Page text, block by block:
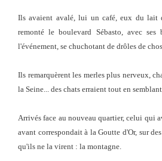
Ils avaient avalé, lui un café, eux du lait
remonté le boulevard Sébasto, avec ses
l'événement, se chuchotant de drôles de
Ils remarquèrent les merles plus nerveux,
la Seine... des chats erraient tout en
Arrivés face au nouveau quartier, celui qui
avant correspondait à la Goutte d'Or, sur
qu'ils ne la virent : la montagne.